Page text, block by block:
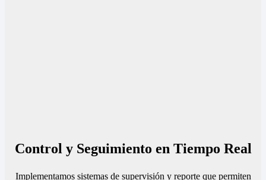
Control y Seguimiento en Tiempo Real
Implementamos sistemas de supervisión y reporte que permiten